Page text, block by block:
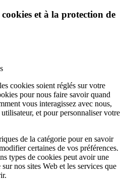
et à la protection de
cookies soient réglés sur votre
pour nous faire savoir quand
vous interagissez avec nous,
et pour personnaliser votre
de la catégorie pour en savoir
certaines de vos préférences.
types de cookies peut avoir une
nos sites Web et les services que